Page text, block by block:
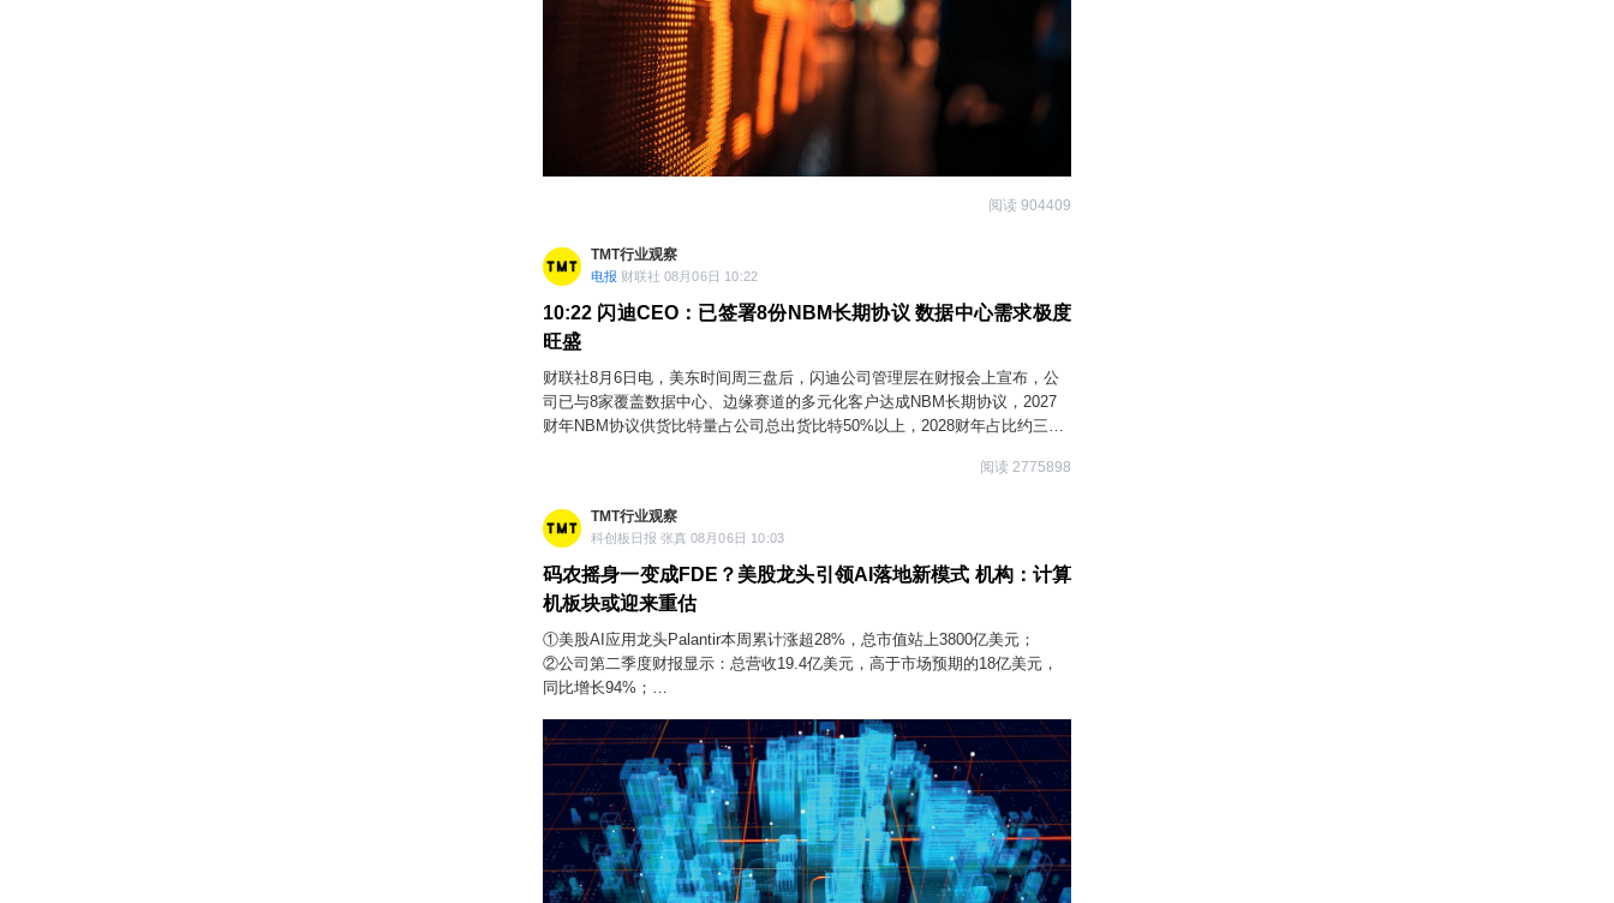
阅读 904409
TMT行业观察
电报 财联社 08月06日 10:22
10:22 闪迪CEO：已签署8份NBM长期协议 数据中心需求极度
旺盛
财联社8月6日电，美东时间周三盘后，闪迪公司管理层在财报会上宣布，公
司已与8家覆盖数据中心、边缘赛道的多元化客户达成NBM长期协议，2027
财年NBM协议供货比特量占公司总出货比特50%以上，2028财年占比约三分
上锁定采购量与明确盈利模型，对接全球顶级科技企业，进展超乎预期…部
求环境极度旺盛，数据中心赛道尤为突出。”
阅读 2775898
TMT行业观察
科创板日报 张真 08月06日 10:03
码农摇身一变成FDE？美股龙头引领AI落地新模式 机构：计算
机板块或迎来重估
①美股AI应用龙头Palantir本周累计涨超28%，总市值站上3800亿美元；
②公司第二季度财报显示：总营收19.4亿美元，高于市场预期的18亿美元，
同比增长94%；
其“对未来极为乐观”。